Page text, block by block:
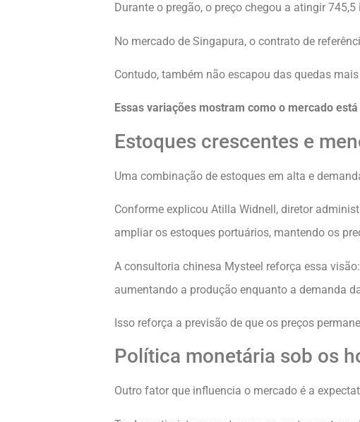
Durante o pregão, o preço chegou a atingir
No mercado de Singapura, o contrato de
Contudo, também não escapou das quedas
Essas variações mostram como o mercado
Estoques crescentes e
Uma combinação de estoques em alta e
Conforme explicou Atilla Widnell, diretor
ampliar os estoques portuários, mantendo os
A consultoria chinesa Mysteel reforça essa
aumentando a produção enquanto a demanda
Isso reforça a previsão de que os preços
Política monetária sob os
Outro fator que influencia o mercado é a